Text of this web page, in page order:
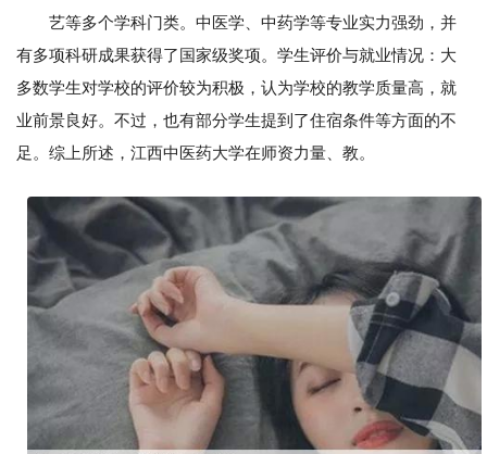
艺等多个学科门类。中医学、中药学等专业实力强劲，并
有多项科研成果获得了国家级奖项。学生评价与就业情况：大
多数学生对学校的评价较为积极，认为学校的教学质量高，就
业前景良好。不过，也有部分学生提到了住宿条件等方面的不
足。综上所述，江西中医药大学在师资力量、教。